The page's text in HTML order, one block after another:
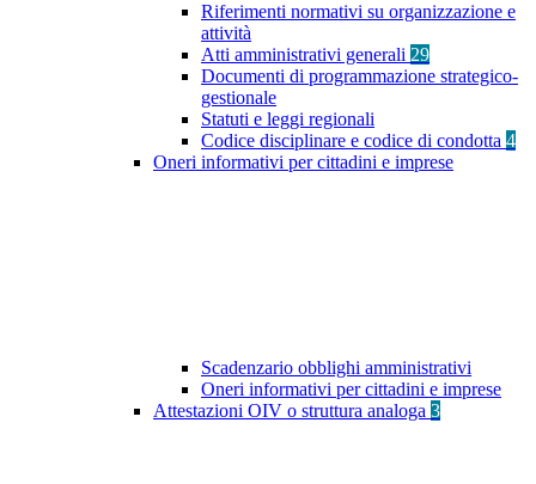
Riferimenti normativi su organizzazione e
attività
Atti amministrativi generali 29
Documenti di programmazione strategico-
gestionale
Statuti e leggi regionali
Codice disciplinare e codice di condotta 4
Oneri informativi per cittadini e imprese
Scadenzario obblighi amministrativi
Oneri informativi per cittadini e imprese
Attestazioni OIV o struttura analoga 3